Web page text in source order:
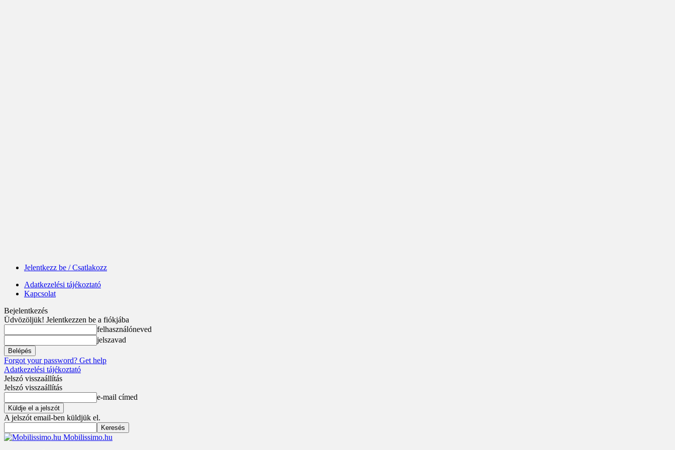
Jelentkezz be / Csatlakozz
Adatkezelési tájékoztató
Kapcsolat
Bejelentkezés
Üdvözöljük! Jelentkezzen be a fiókjába
felhasználóneved
jelszavad
Forgot your password? Get help
Adatkezelési tájékoztató
Jelszó visszaállítás
Jelszó visszaállítás
e-mail címed
A jelszót email-ben küldjük el.
Mobilissimo.hu